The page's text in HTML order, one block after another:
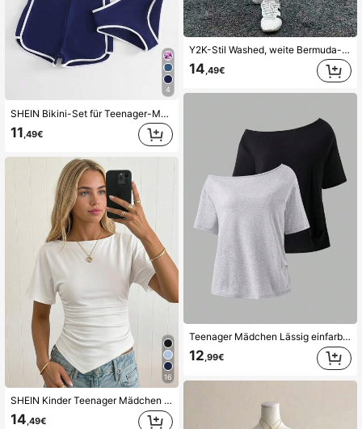
4
SHEIN Bikini-Set für Teenager-Mädchen, süß, lässig, konservativ, Denim-Blau, Tanktop-Stil mit doppeltem Schulterträger, Badeanzug-Set mit Dreiecks-Unterteil und Boy-Shorts, modisch, lässig, exquisit, elegant, für Damen, geeignet zum Schwimmen, Sommerurlaub, Strand, Meeresufer, Pool, Schwimmbad, Sommerferien, Party, lässiger Urlaub
11 ,49€
16
SHEIN Kinder Teenager Mädchen weißes gestricktes T-Shirt mit geraffter Taille, rundem Ausschnitt, kurzen Ärmeln, asymmetrischem Saum, kurz geschnitten, lässiges Top
14,49€
Y2K-Stil Washed, weite Bermuda-Shorts, lässige Straßen-Jeans-Hosen, Denim-Shorts mit niedriger Taille, bequem & schick, lässiger Straßen-Stil, geeignet für Frühling & Sommer, elegante Urlaubskleidung, Frühjahrsferien & Sommerurlaub am Strand, Sommer-Shorts
14 ,49€
Teenager Mädchen Lässig einfarbiges T-Shirt mit asymmetrischem Ausschnitt und Kurzarm
12,99€